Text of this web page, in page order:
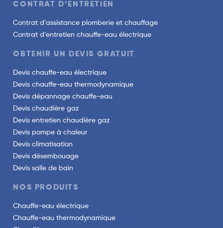
CONTRAT D’ENTRETIEN
Contrat d’assistance plomberie et chauffage
Contrat d’entretien chauffe-eau électrique
OBTENIR UN DEVIS GRATUIT
Devis chauffe-eau électrique
Devis chauffe-eau thermodynamique
Devis dépannage chauffe-eau
Devis chaudière gaz
Devis entretien chaudière gaz
Devis pompe à chaleur
Devis climatisation
Devis désembouage
Devis salle de bain
NOS PRODUITS
Chauffe-eau électrique
Chauffe-eau thermodynamique